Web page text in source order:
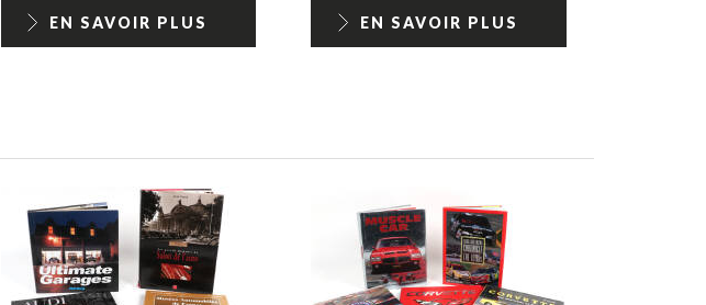
EN SAVOIR PLUS EN SAVOIR PLUS